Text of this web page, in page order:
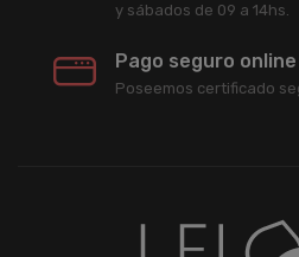
y sábados de 09 a 14hs.
Pago seguro online
Poseemos certificado